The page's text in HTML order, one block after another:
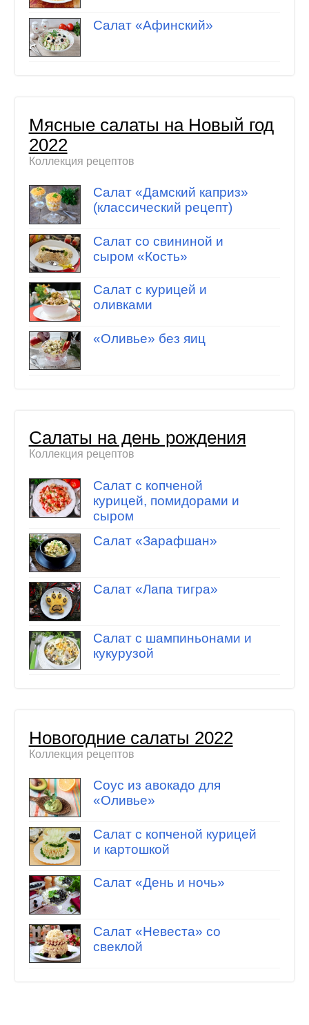
Салат «Афинский»
Мясные салаты на Новый год
2022
Коллекция рецептов
Салат «Дамский каприз»
(классический рецепт)
Салат со свининой и
сыром «Кость»
Салат с курицей и
оливками
«Оливье» без яиц
Салаты на день рождения
Коллекция рецептов
Салат с копченой
курицей, помидорами и
сыром
Салат «Зарафшан»
Салат «Лапа тигра»
Салат с шампиньонами и
кукурузой
Новогодние салаты 2022
Коллекция рецептов
Соус из авокадо для
«Оливье»
Салат с копченой курицей
и картошкой
Салат «День и ночь»
Салат «Невеста» со
свеклой